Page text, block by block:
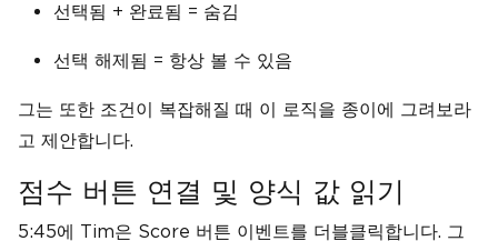
선택됨 + 완료됨 = 숨김
선택 해제됨 = 항상 볼 수 있음
그는 또한 조건이 복잡해질 때 이 로직을 종이에 그려보라
고 제안합니다.
점수 버튼 연결 및 양식 값 읽기
5:45에 Tim은 Score 버튼 이벤트를 더블클릭합니다. 그